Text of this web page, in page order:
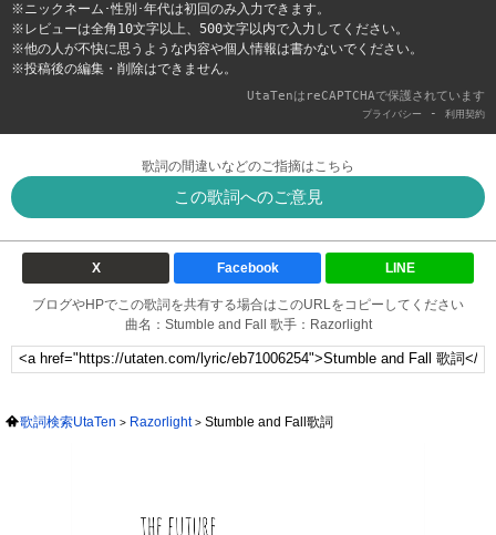
※ニックネーム･性別･年代は初回のみ入力できます。
※レビューは全角10文字以上、500文字以内で入力してください。
※他の人が不快に思うような内容や個人情報は書かないでください。
※投稿後の編集・削除はできません。
UtaTenはreCAPTCHAで保護されています
プライバシー - 利用契約
歌詞の間違いなどのご指摘はこちら
この歌詞へのご意見
X Facebook LINE
ブログやHPでこの歌詞を共有する場合はこのURLをコピーしてください
曲名：Stumble and Fall 歌手：Razorlight
歌詞検索UtaTen Razorlight Stumble and Fall歌詞